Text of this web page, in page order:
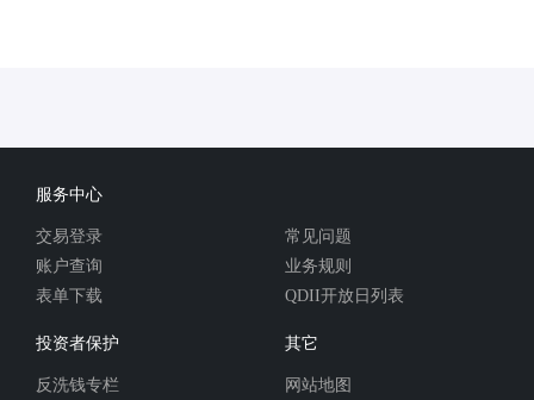
服务中心
交易登录
账户查询
表单下载
常见问题
业务规则
QDII开放日列表
投资者保护
反洗钱专栏
其它
网站地图